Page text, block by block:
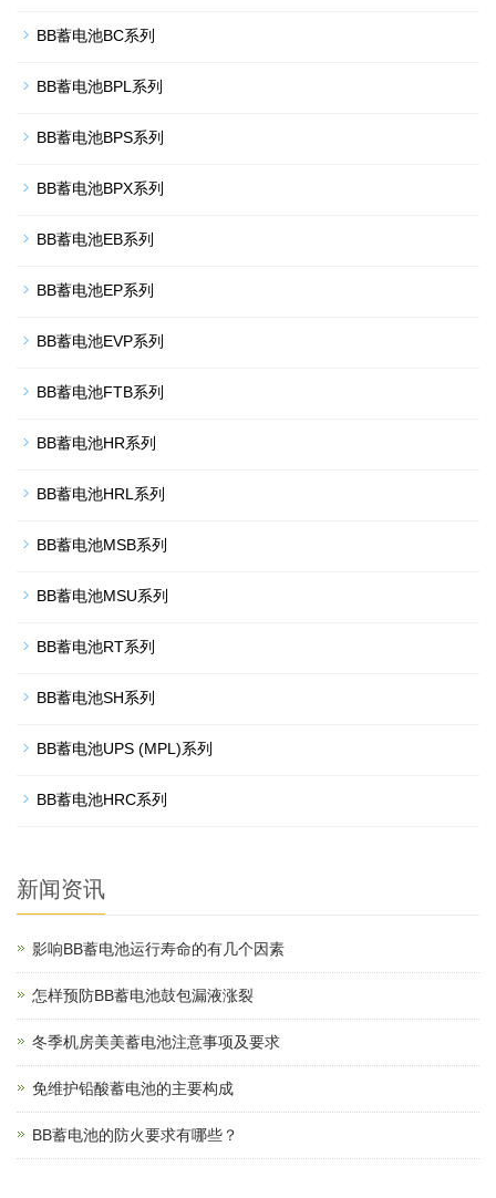
BB蓄电池BC系列
BB蓄电池BPL系列
BB蓄电池BPS系列
BB蓄电池BPX系列
BB蓄电池EB系列
BB蓄电池EP系列
BB蓄电池EVP系列
BB蓄电池FTB系列
BB蓄电池HR系列
BB蓄电池HRL系列
BB蓄电池MSB系列
BB蓄电池MSU系列
BB蓄电池RT系列
BB蓄电池SH系列
BB蓄电池UPS (MPL)系列
BB蓄电池HRC系列
新闻资讯
影响BB蓄电池运行寿命的有几个因素
怎样预防BB蓄电池鼓包漏液涨裂
冬季机房美美蓄电池注意事项及要求
免维护铅酸蓄电池的主要构成
BB蓄电池的防火要求有哪些？